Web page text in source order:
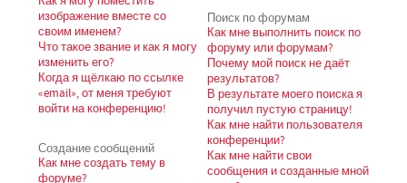
изображение вместе со
своим именем?
Что такое звание и как я могу
изменить его?
Когда я щёлкаю по ссылке
«email», от меня требуют
войти на конференцию!
Создание сообщений
Как мне создать тему в
форуме?
Поиск по форумам
Как мне выполнить поиск по
форуму или форумам?
Почему мой поиск не даёт
результатов?
В результате моего поиска я
получил пустую страницу!
Как мне найти пользователя
конференции?
Как мне найти свои
сообщения и созданные мной